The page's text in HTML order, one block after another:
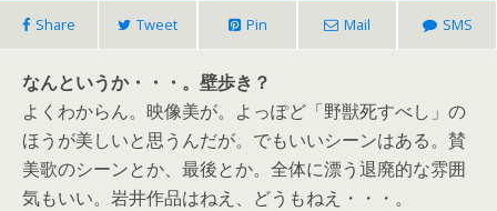
Share Tweet Pin Mail SMS
なんというか・・・。壁歩き？
よくわからん。映像美が。よっぽど「野獣死すべし」の
ほうが美しいと思うんだが。でもいいシーンはある。賛
美歌のシーンとか、最後とか。全体に漂う退廃的な雰囲
気もいい。岩井作品はねえ、どうもねえ・・・。